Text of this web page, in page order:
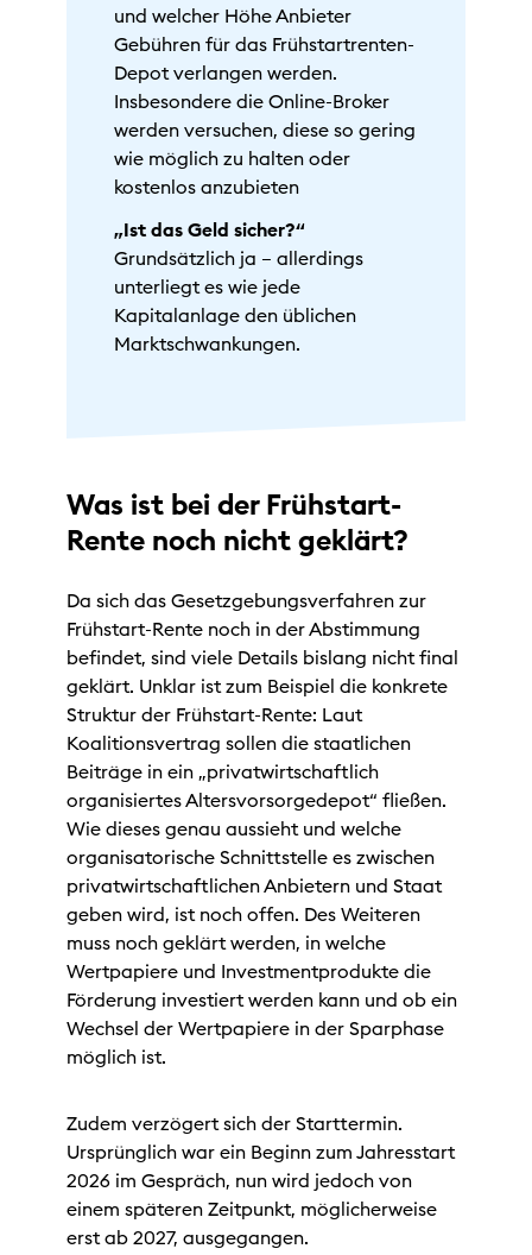
und welcher Höhe Anbieter
Gebühren für das Frühstartrenten-
Depot verlangen werden.
Insbesondere die Online-Broker
werden versuchen, diese so gering
wie möglich zu halten oder
kostenlos anzubieten
„Ist das Geld sicher?“
Grundsätzlich ja – allerdings
unterliegt es wie jede
Kapitalanlage den üblichen
Marktschwankungen.
Was ist bei der Frühstart-
Rente noch nicht geklärt?
Da sich das Gesetzgebungsverfahren zur
Frühstart-Rente noch in der Abstimmung
befindet, sind viele Details bislang nicht final
geklärt. Unklar ist zum Beispiel die konkrete
Struktur der Frühstart-Rente: Laut
Koalitionsvertrag sollen die staatlichen
Beiträge in ein „privatwirtschaftlich
organisiertes Altersvorsorgedepot“ fließen.
Wie dieses genau aussieht und welche
organisatorische Schnittstelle es zwischen
privatwirtschaftlichen Anbietern und Staat
geben wird, ist noch offen. Des Weiteren
muss noch geklärt werden, in welche
Wertpapiere und Investmentprodukte die
Förderung investiert werden kann und ob ein
Wechsel der Wertpapiere in der Sparphase
möglich ist.
Zudem verzögert sich der Starttermin.
Ursprünglich war ein Beginn zum Jahresstart
2026 im Gespräch, nun wird jedoch von
einem späteren Zeitpunkt, möglicherweise
erst ab 2027, ausgegangen.